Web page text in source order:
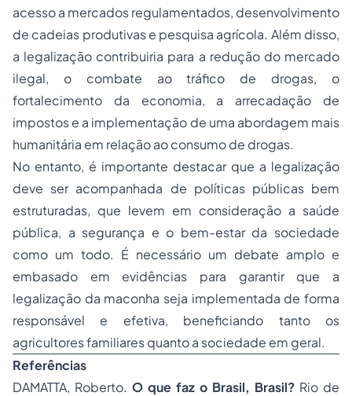
acesso a mercados regulamentados, desenvolvimento
de cadeias produtivas e pesquisa agrícola. Além disso,
a legalização contribuiria para a redução do mercado
ilegal, o combate ao tráfico de drogas, o
fortalecimento da economia, a arrecadação de
impostos e a implementação de uma abordagem mais
humanitária em relação ao consumo de drogas.
No entanto, é importante destacar que a legalização
deve ser acompanhada de políticas públicas bem
estruturadas, que levem em consideração a saúde
pública, a segurança e o bem-estar da sociedade
como um todo. É necessário um debate amplo e
embasado em evidências para garantir que a
legalização da maconha seja implementada de forma
responsável e efetiva, beneficiando tanto os
agricultores familiares quanto a sociedade em geral.
Referências
DAMATTA, Roberto. O que faz o Brasil, Brasil? Rio de